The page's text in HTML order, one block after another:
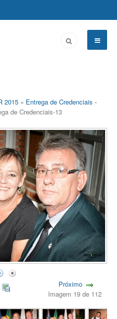
2015 » Entrega de Credenciais -
de Credenciais-13
Próximo
Imagem 19 de 112